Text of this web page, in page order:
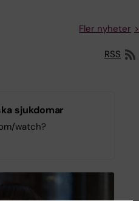
Fler nyheter
RSS
sjukdomar
watch?